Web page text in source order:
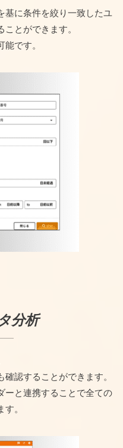
基に条件を絞り一致したユ
とができます。
です。
分析
認することができます。
ーと連携することで全ての
。